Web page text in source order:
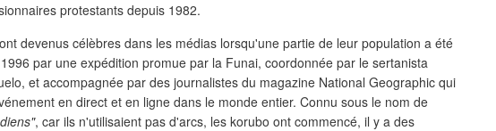
protestants depuis 1982.
devenus célèbres dans les médias lorsqu'une partie de leur population a été
par une expédition promue par la Funai, coordonnée par le sertanista
et accompagnée par des journalistes du magazine National Geographic qui
en direct et en ligne dans le monde entier. Connu sous le nom de
, car ils n'utilisaient pas d'arcs, les korubo ont commencé, il y a des